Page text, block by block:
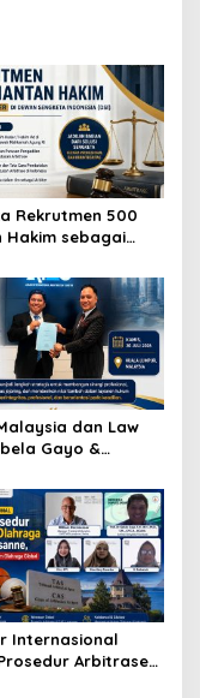
Rekrutmen 500
Hakim sebagai
Sengketa di
dan Law
Gayo &
Nota
Internasional
Arbitrase